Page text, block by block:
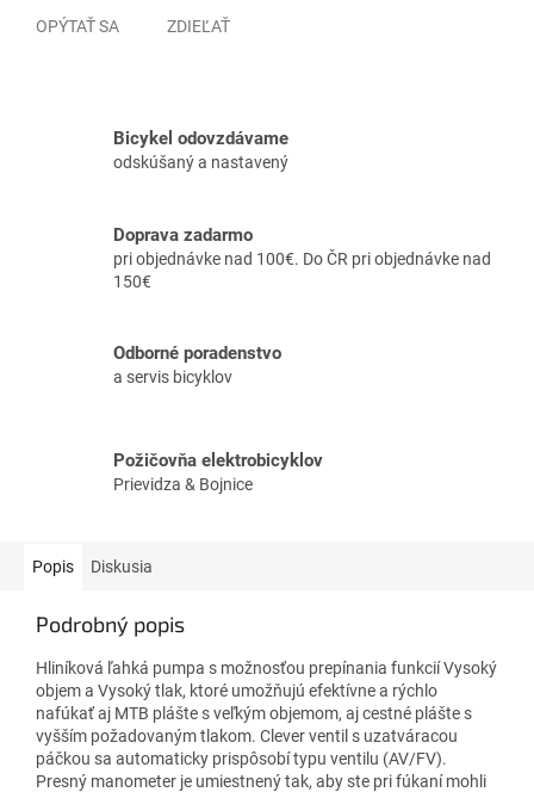
OPÝTAŤ SA ZDIEĽAŤ
Bicykel odovzdávame
odskúšaný a nastavený
Doprava zadarmo
pri objednávke nad 100€. Do ČR pri objednávke nad
150€
Odborné poradenstvo
a servis bicyklov
Požičovňa elektrobicyklov
Prievidza & Bojnice
Popis Diskusia
Podrobný popis
Hliníková ľahká pumpa s možnosťou prepínania funkcií Vysoký
objem a Vysoký tlak, ktoré umožňujú efektívne a rýchlo
nafúkať aj MTB plášte s veľkým objemom, aj cestné plášte s
vyšším požadovaným tlakom. Clever ventil s uzatváracou
páčkou sa automaticky prispôsobí typu ventilu (AV/FV).
Presný manometer je umiestnený tak, aby ste pri fúkaní mohli